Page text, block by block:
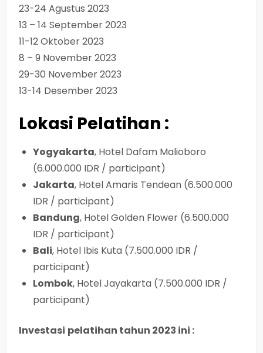
23-24 Agustus 2023
13 – 14 September 2023
11-12 Oktober 2023
8 – 9 November 2023
29-30 November 2023
13-14 Desember 2023
Lokasi Pelatihan :
Yogyakarta, Hotel Dafam Malioboro
(6.000.000 IDR / participant)
Jakarta, Hotel Amaris Tendean (6.500.000
IDR / participant)
Bandung, Hotel Golden Flower (6.500.000
IDR / participant)
Bali, Hotel Ibis Kuta (7.500.000 IDR /
participant)
Lombok, Hotel Jayakarta (7.500.000 IDR /
participant)
Investasi pelatihan tahun 2023 ini :